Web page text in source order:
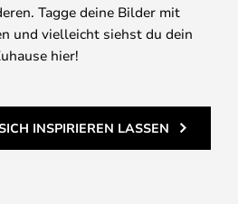
Tagge deine Bilder mit
und vielleicht siehst du dein
hier!
INSPIRIEREN LASSEN